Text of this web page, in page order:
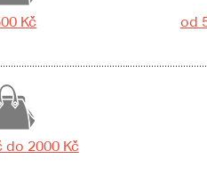
Kč od
do 2000 Kč